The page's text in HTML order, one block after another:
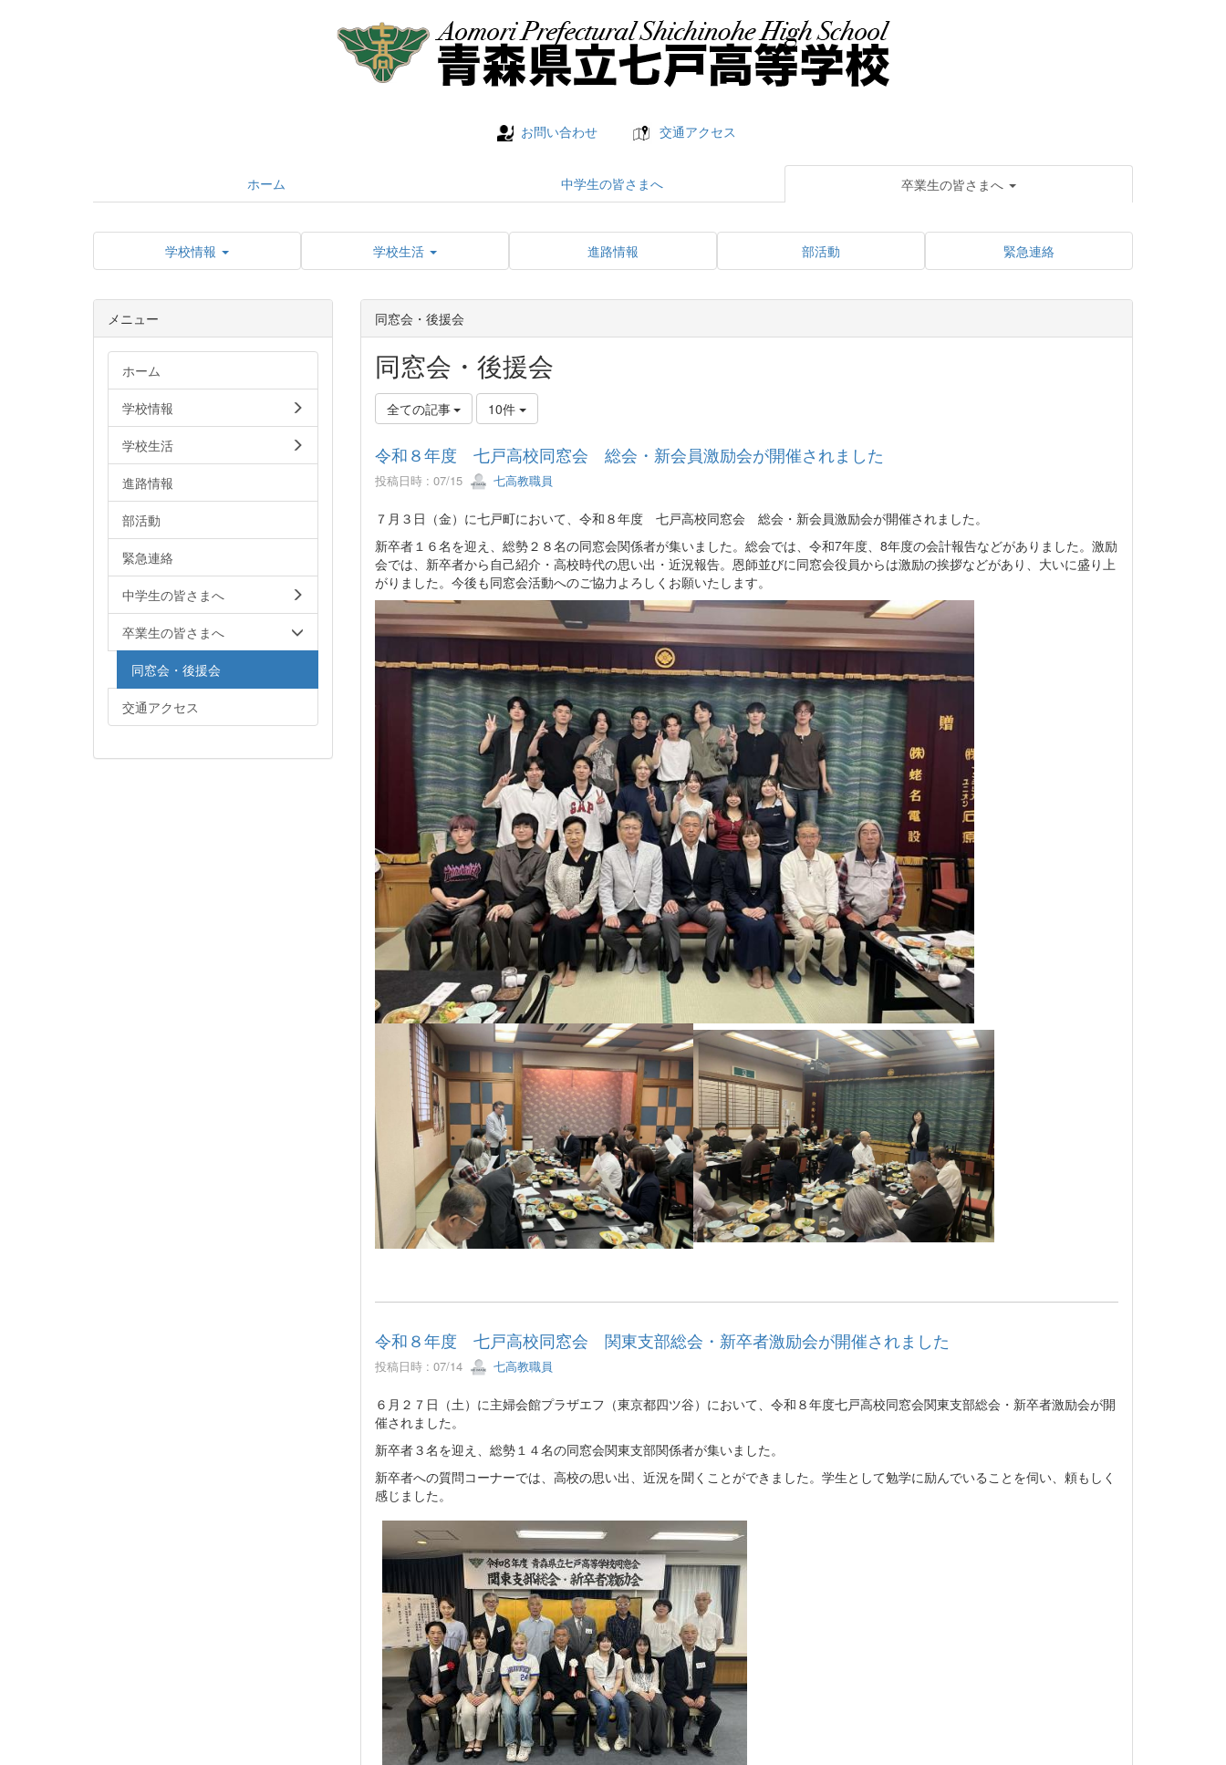
お問い合わせ 交通アクセス
ホーム 中学生の皆さまへ 卒業生の皆さまへ
学校情報 学校生活 進路情報 部活動 緊急連絡
同窓会・後援会
同窓会・後援会
全ての記事 10件
令和８年度 七戸高校同窓会 総会・新会員激励会が開催されました
投稿日時 : 07/15 七高教職員
７月３日（金）に七戸町において、令和８年度 七戸高校同窓会 総会・新会員激励会が開催されました。
新卒者１６名を迎え、総勢２８名の同窓会関係者が集いました。総会では、令和7年度、8年度の会計報告などがありました。激励
会では、新卒者から自己紹介・高校時代の思い出・近況報告。恩師並びに同窓会役員からは激励の挨拶などがあり、大いに盛り上
がりました。今後も同窓会活動へのご協力よろしくお願いたします。
令和８年度 七戸高校同窓会 関東支部総会・新卒者激励会が開催されました
投稿日時 : 07/14 七高教職員
６月２７日（土）に主婦会館プラザエフ（東京都四ツ谷）において、令和８年度七戸高校同窓会関東支部総会・新卒者激励会が開
催されました。
新卒者３名を迎え、総勢１４名の同窓会関東支部関係者が集いました。
新卒者への質問コーナーでは、高校の思い出、近況を聞くことができました。学生として勉学に励んでいることを伺い、頼もしく
感じました。
メニュー
ホーム
学校情報
学校生活
進路情報
部活動
緊急連絡
中学生の皆さまへ
卒業生の皆さまへ
同窓会・後援会
交通アクセス